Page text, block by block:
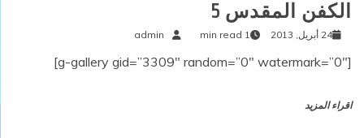
الكفن المقدس 5
24 أبريل, 2013 1 min read
admin
[g-gallery gid=”3309″ random=”0″ watermark=”0″]
اقراء المزيد